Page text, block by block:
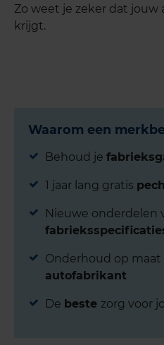
Zo weet je zeker dat jouw
krijgt.
Waarom een
Behoud je
1 jaar lang gratis
Nieuwe onderdelen
Onderhoud op maat
autofabrikant
De beste zorg voor